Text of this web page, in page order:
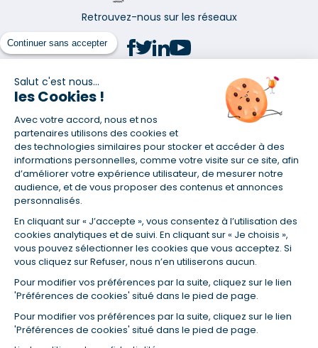
Continuer sans accepter
Salut c'est nous...
les Cookies !
Avec votre accord, nous et nos
partenaires utilisons des cookies et
des technologies similaires pour stocker et accéder à des
informations personnelles, comme votre visite sur ce site, afin
d’améliorer votre expérience utilisateur, de mesurer notre
audience, et de vous proposer des contenus et annonces
personnalisés.
En cliquant sur « J’accepte », vous consentez à l’utilisation des
cookies analytiques et de suivi. En cliquant sur « Je choisis »,
vous pouvez sélectionner les cookies que vous acceptez. Si
vous cliquez sur Refuser, nous n’en utiliserons aucun.
Pour modifier vos préférences par la suite, cliquez sur le lien
'Préférences de cookies' situé dans le pied de page.
Pour modifier vos préférences par la suite, cliquez sur le lien
'Préférences de cookies' situé dans le pied de page.
Retrouvez-nous sur les réseaux
(1) Taux fixe national hors assurance et selon votre profil
(2) Économie de 65 % pour l'assurance d'un prêt amortissable de 330
457,23 € à 0,90 % sur 19,5 ans, accordé à un salarié non cadre assuré à
100 % (décès, PTIA, IPP, ITT, IPP) âgé de 36 ans fumeur et une personne
salariée non cadre assurée à 100 % (décès, PTIA, IPP, ITT, IPP) âgée de 35
ans et non-fumeur, tous deux sans risque médical connu. Au
14/07/2019, coût de l'assurance proposée par la banque 179,08 €/mois
en moyenne contre 64,60 €/mois en moyenne au 14/07/2022 avec
Empruntis.com (TAEA : 0,44 %, coût total de l'assurance : 15 117,65 €).
(3) Taux minimum pour un crédit consommation d'un montant fixé entre
5 000 et 20 000 euros, selon profil et durée.
(4) La diminution du montant des mensualités entraîne l'allongement
de la durée de remboursement ainsi que la hausse du coût total du
(5) Banques de réseau, mutualistes, spécialisées, directions
régionales, organismes de crédit selon votre profil et votre demande.
Mutuelles, compagnies et courtiers d'assurances. Selon votre profil et
votre demande.